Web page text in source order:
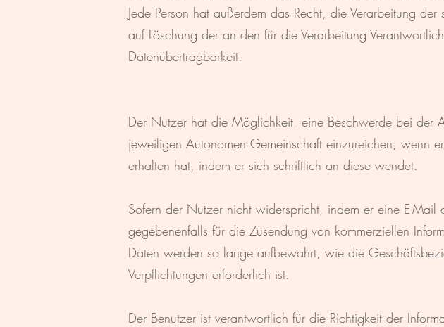
Jede Person hat außerdem das Recht, die Verarbeitung
auf Löschung der an den für die Verarbeitung
Datenübertragbarkeit.
Der Nutzer hat die Möglichkeit, eine Beschwerde bei der
jeweiligen Autonomen Gemeinschaft einzureichen, wenn
erhalten hat, indem er sich schriftlich an diese wendet.
Sofern der Nutzer nicht widerspricht, indem er eine E-Mail
gegebenenfalls für die Zusendung von kommerziellen
Daten werden so lange aufbewahrt, wie die
Verpflichtungen erforderlich ist.
Der Benutzer ist verantwortlich für die Richtigkeit der